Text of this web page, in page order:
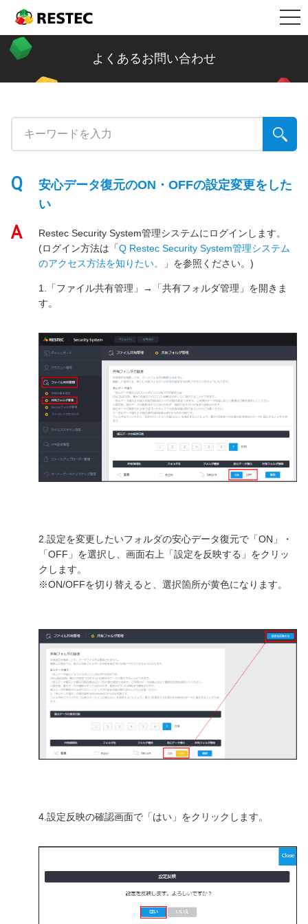
RESTEC
ュ
製品情報
リステック製品の特長
Restec Security System
Restec Storage RS520R
DOBERMAN SYSTEM
各種オプション
月額サービス
販売終了製品
導入事例
建設業
バイク販売業
介護福祉
新着記事一覧
ビジネスメールの基礎知識
企業の情報漏えい対策
サポート
サーバー関連製品の保証内容
DOBERMAN SYSTEM保証内容
よくあるお問い合わせ
販売店募集
よくあるお問い合わせ
よくあるお問い合わせ
安心データ復元のON・OFFの設定変更をした
い
Restec Security System管理システムにログインします。
(ログイン方法は「Q Restec Security System管理システム
のアクセス方法を知りたい。
」を参照ください。)
1.「ファイル共有管理」→「共有フォルダ管理」を開きま
す。
2.設定を変更したいフォルダの安心データ復元で「ON」・
「OFF」を選択し、画面右上「設定を反映する」をクリッ
クします。
※ON/OFFを切り替えると、選択箇所が黄色になります。
4.設定反映の確認画面で「はい」をクリックします。